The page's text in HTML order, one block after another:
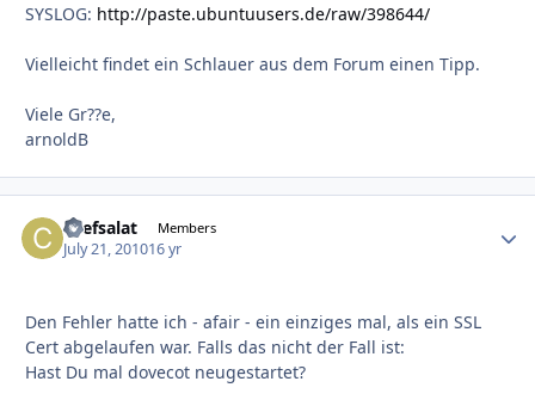
SYSLOG: http://paste.ubuntuusers.de/raw/398644/
Vielleicht findet ein Schlauer aus dem Forum einen Tipp.
Viele Gr??e,
arnoldB
chefsalat Members
July 21, 201016 yr
Den Fehler hatte ich - afair - ein einziges mal, als ein SSL
Cert abgelaufen war. Falls das nicht der Fall ist:
Hast Du mal dovecot neugestartet?